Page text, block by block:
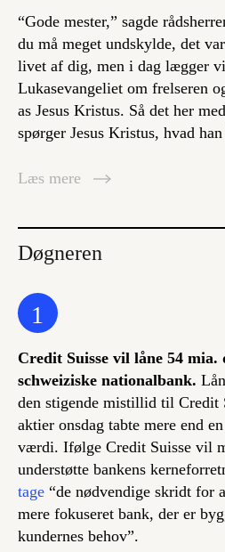
Log ind
“Gode mester,” sagde
du må meget undskylde, det
livet af dig, men i dag lægger
Lukasevangeliet om frelseren
as Jesus Kristus. Så det her
spørger Jesus Kristus, hvad
Læs mere
Døgneren
1
Credit Suisse vil låne 54
schweiziske nationalbank.
den stigende mistillid til Credit
aktier onsdag tabte mere end
værdi. Ifølge Credit Suisse vil
understøtte bankens
tage “de nødvendige skridt for
mere fokuseret bank, der er
kundernes behov”.